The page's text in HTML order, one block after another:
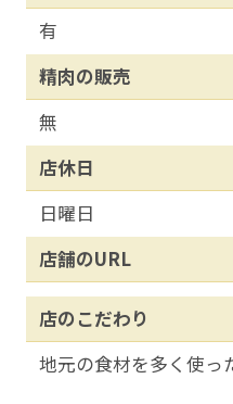
有
精肉の販売
無
店休日
日曜日
店舗のURL
店のこだわり
地元の食材を多く使っ